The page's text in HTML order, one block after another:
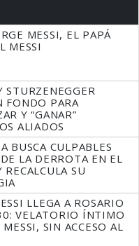
MESSI, EL PAPÁ
MESSI
STURZENEGGER
FONDO PARA
Y “GANAR”
ALIADOS
BUSCA CULPABLES
LA DERROTA EN EL
RECALCULA SU
LLEGA A ROSARIO
VELATORIO ÍNTIMO
MESSI, SIN ACCESO AL